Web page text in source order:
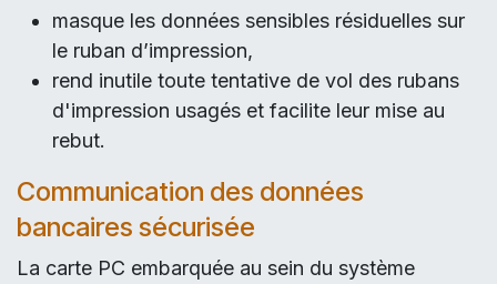
masque les données sensibles résiduelles sur
le ruban d’impression,
rend inutile toute tentative de vol des rubans
d'impression usagés et facilite leur mise au
rebut.
Communication des données
bancaires sécurisée
La carte PC embarquée au sein du système